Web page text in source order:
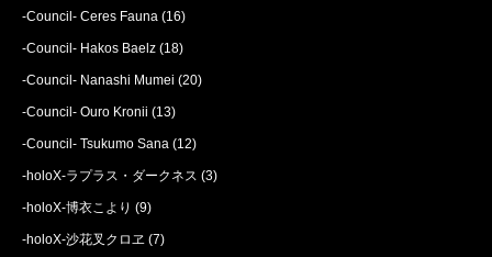
-Council- Ceres Fauna (16)
-Council- Hakos Baelz (18)
-Council- Nanashi Mumei (20)
-Council- Ouro Kronii (13)
-Council- Tsukumo Sana (12)
-holoX-ラプラス・ダークネス (3)
-holoX-博衣こより (9)
-holoX-沙花叉クロヱ (7)